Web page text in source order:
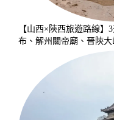
【山西×陝西旅遊路線
布、解州關帝廟、晉陝